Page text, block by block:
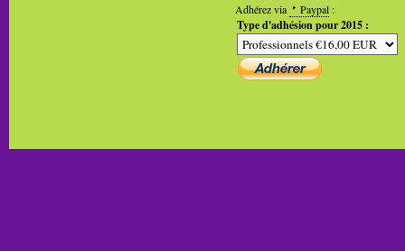
Adhérez via
Paypal :
Type d'adhésion pour 2015 :